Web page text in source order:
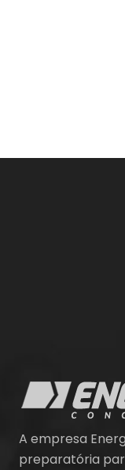
A empresa
preparatória